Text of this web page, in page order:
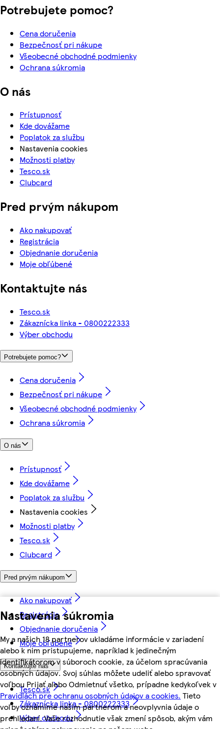
Nastavenia súkromia
My a našich 18 partnerov ukladáme informácie v zariadení
alebo k nim pristupujeme, napríklad k jedinečným
identifikátorom v súboroch cookie, za účelom spracúvania
osobných údajov. Svoj súhlas môžete udeliť alebo spravovať
voľbou Prijať alebo Odmietnuť všetko, prípadne kedykoľvek v
Pravidlách pre ochranu osobných údajov a cookies. Tieto
voľby oznámime našim partnerom a neovplyvnia údaje o
prehliadaní. Vaše rozhodnutie však zmení spôsob, akým vám
Potrebujete pomoc?
Cena doručenia
Bezpečnosť pri nákupe
Všeobecné obchodné podmienky
Ochrana súkromia
O nás
Prístupnosť
Kde dovážame
Poplatok za službu
Nastavenia cookies
Možnosti platby
Tesco.sk
Clubcard
Pred prvým nákupom
Ako nakupovať
Registrácia
Objednanie doručenia
Moje obľúbené
Kontaktujte nás
Tesco.sk
Zákaznícka linka - 0800222333
Výber obchodu
Potrebujete pomoc?
Cena doručenia
Bezpečnosť pri nákupe
Všeobecné obchodné podmienky
Ochrana súkromia
O nás
Prístupnosť
Kde dovážame
Poplatok za službu
Nastavenia cookies
Možnosti platby
Tesco.sk
Clubcard
Pred prvým nákupom
Ako nakupovať
Registrácia
Objednanie doručenia
Moje obľúbené
Kontaktujte nás
Tesco.sk
Zákaznícka linka - 0800222333
Výber obchodu